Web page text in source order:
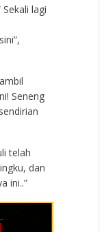
lagi
Seneng
telah
dan
ini..”